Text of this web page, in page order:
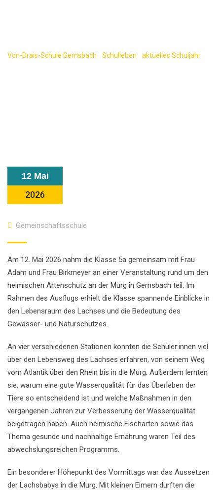
Von-Drais-Schule Gernsbach Schulleben aktuelles Schuljahr
12 Mai
2026
Gemeinschaftsschule
Am 12. Mai 2026 nahm die Klasse 5a gemeinsam mit Frau
Adam und Frau Birkmeyer an einer Veranstaltung rund um den
heimischen Artenschutz an der Murg in Gernsbach teil. Im
Rahmen des Ausflugs erhielt die Klasse spannende Einblicke in
den Lebensraum des Lachses und die Bedeutung des
Gewässer- und Naturschutzes.
An vier verschiedenen Stationen konnten die Schüler:innen viel
über den Lebensweg des Lachses erfahren, von seinem Weg
vom Atlantik über den Rhein bis in die Murg. Außerdem lernten
sie, warum eine gute Wasserqualität für das Überleben der
Tiere so entscheidend ist und welche Maßnahmen in den
vergangenen Jahren zur Verbesserung der Wasserqualität
beigetragen haben. Auch heimische Fischarten sowie das
Thema gesunde und nachhaltige Ernährung waren Teil des
abwechslungsreichen Programms.
Ein besonderer Höhepunkt des Vormittags war das Aussetzen
der Lachsbabys in die Murg. Mit kleinen Eimern durften die